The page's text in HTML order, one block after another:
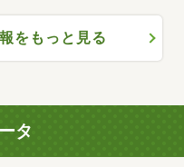
をもっと見る
タ